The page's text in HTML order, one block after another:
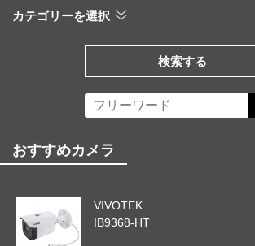
カテゴリーを選択
検索する
おすすめカメラ
VIVOTEK
IB9368-HT